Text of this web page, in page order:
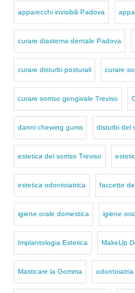
apparecchi invisibili Padova
curare diastema dentale Padova
curare disturbi posturali curare
curare sorriso gengivale Treviso
danni chewing gums disturbi del
estetica del sorriso Treviso
estetica odontoiatrica faccette
igiene orale domestica igiene
Implantologia Estetica MakeUp
Masticare la Gomma